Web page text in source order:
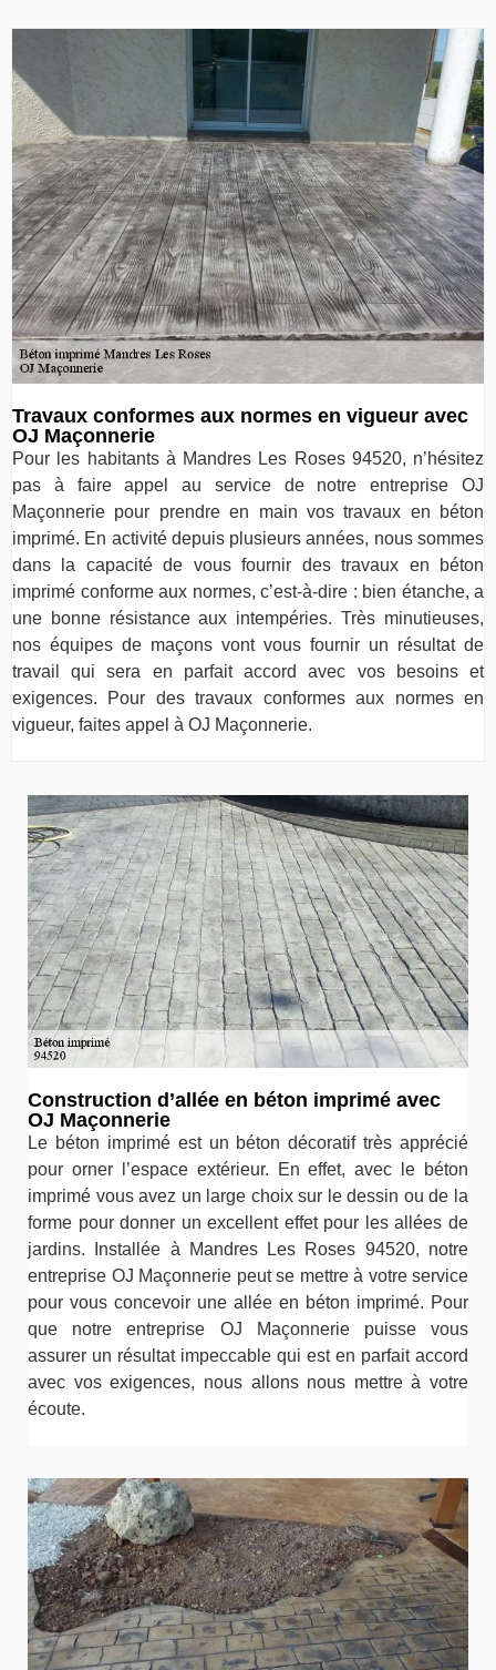
Travaux conformes aux normes en vigueur avec
OJ Maçonnerie
Pour les habitants à Mandres Les Roses 94520, n’hésitez
pas à faire appel au service de notre entreprise OJ
Maçonnerie pour prendre en main vos travaux en béton
imprimé. En activité depuis plusieurs années, nous sommes
dans la capacité de vous fournir des travaux en béton
imprimé conforme aux normes, c’est-à-dire : bien étanche, a
une bonne résistance aux intempéries. Très minutieuses,
nos équipes de maçons vont vous fournir un résultat de
travail qui sera en parfait accord avec vos besoins et
exigences. Pour des travaux conformes aux normes en
vigueur, faites appel à OJ Maçonnerie.
Construction d’allée en béton imprimé avec
OJ Maçonnerie
Le béton imprimé est un béton décoratif très apprécié
pour orner l’espace extérieur. En effet, avec le béton
imprimé vous avez un large choix sur le dessin ou de la
forme pour donner un excellent effet pour les allées de
jardins. Installée à Mandres Les Roses 94520, notre
entreprise OJ Maçonnerie peut se mettre à votre service
pour vous concevoir une allée en béton imprimé. Pour
que notre entreprise OJ Maçonnerie puisse vous
assurer un résultat impeccable qui est en parfait accord
avec vos exigences, nous allons nous mettre à votre
écoute.